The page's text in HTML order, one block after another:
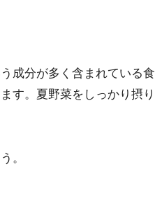
成分が多く含まれている食
す。夏野菜をしっかり摂り
。